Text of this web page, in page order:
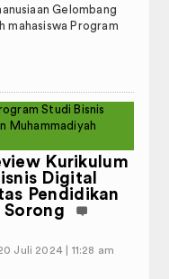
Gelombang
mahasiswa Program
Kurikulum
Digital
Pendidikan
Sorong
Juli 2024 | 11:28 am